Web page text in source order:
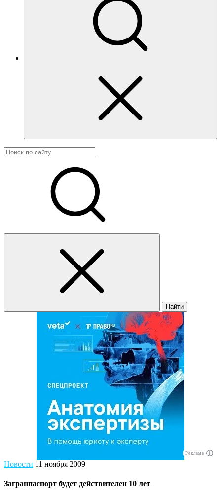
Найти
Реклама
Новости 11 ноября 2009
Загранпаспорт будет действителен 10 лет